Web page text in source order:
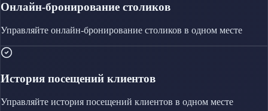
Онлайн-бронирование столиков
Управляйте онлайн-бронирование столиков в одном месте
История посещений клиентов
Управляйте история посещений клиентов в одном месте